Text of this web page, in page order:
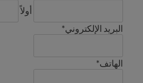
أولاً
البريد الإلكتروني*
الهاتف*